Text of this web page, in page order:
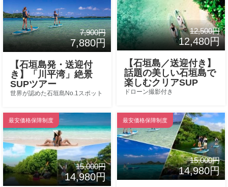
7,900円
7,880円
【石垣島発・送迎付
き】「川平湾」絶景
SUPツアー
世界が認めた石垣島No.1スポット
12,500円
12,480円
【石垣島／送迎付き】
話題の美しい石垣島で
楽しむクリアSUP
ドローン撮影付き
最安価格保障制度
15,000円
14,980円
最安価格保障制度
15,000円
14,980円